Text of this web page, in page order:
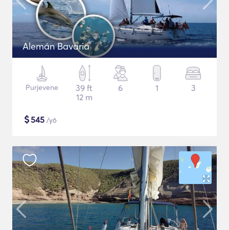
Alemán Bavaria
Purjevene
39 ft
12 m
6 1 3
$545 /yö